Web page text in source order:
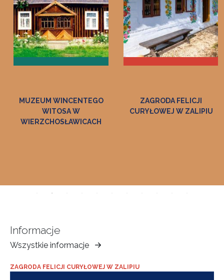
ZAGRODA FELICJI
CURYŁOWEJ W ZALIPIU
MUZEUM DWÓR W
DOŁĘDZE
Informacje
Wszystkie informacje
Muzeum
Ziemi
Tarnowskiej
ZAGRODA FELICJI CURYŁOWEJ W ZALIPIU